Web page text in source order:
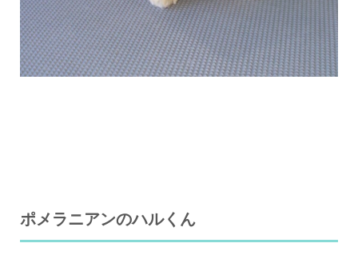
ポメラニアンのハルくん